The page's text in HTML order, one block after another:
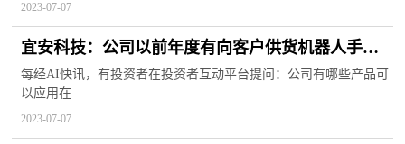
2023-07-07
宜安科技：公司以前年度有向客户供货机器人手臂
结构件
每经AI快讯，有投资者在投资者互动平台提问：公司有哪些产品可
以应用在
2023-07-07